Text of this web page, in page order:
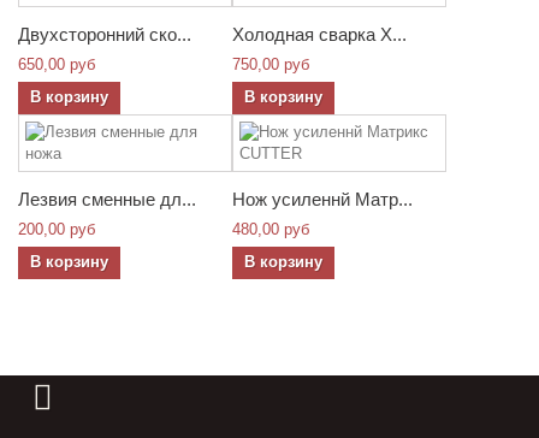
Двухсторонний ско...
650,00 руб
В корзину
Холодная сварка Х...
750,00 руб
В корзину
Лезвия сменные дл...
200,00 руб
В корзину
Нож усиленнй Матр...
480,00 руб
В корзину